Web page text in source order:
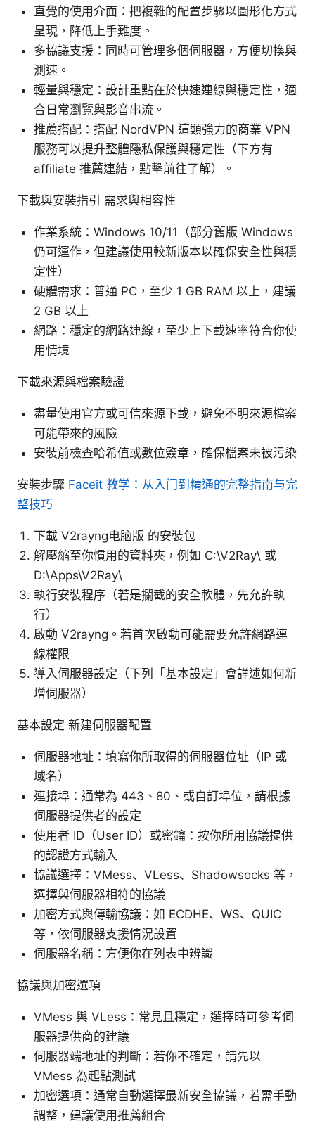
直覺的使用介面：把複雜的配置步驟以圖形化方式
呈現，降低上手難度。
多協議支援：同時可管理多個伺服器，方便切換與
測速。
輕量與穩定：設計重點在於快速連線與穩定性，適
合日常瀏覽與影音串流。
推薦搭配：搭配 NordVPN 這類強力的商業 VPN
服務可以提升整體隱私保護與穩定性（下方有
affiliate 推薦連結，點擊前往了解）。
下載與安裝指引 需求與相容性
作業系統：Windows 10/11（部分舊版 Windows
仍可運作，但建議使用較新版本以確保安全性與穩
定性）
硬體需求：普通 PC，至少 1 GB RAM 以上，建議
2 GB 以上
網路：穩定的網路連線，至少上下載速率符合你使
用情境
下載來源與檔案驗證
盡量使用官方或可信來源下載，避免不明來源檔案
可能帶來的風險
安裝前檢查哈希值或數位簽章，確保檔案未被污染
安裝步驟 Faceit 教学：从入门到精通的完整指南与完
整技巧
下載 V2rayng电脑版 的安裝包
解壓縮至你慣用的資料夾，例如 C:\V2Ray\ 或
D:\Apps\V2Ray\
執行安裝程序（若是攔截的安全軟體，先允許執
行）
啟動 V2rayng。若首次啟動可能需要允許網路連
線權限
導入伺服器設定（下列「基本設定」會詳述如何新
增伺服器）
基本設定 新建伺服器配置
伺服器地址：填寫你所取得的伺服器位址（IP 或
域名）
連接埠：通常為 443、80、或自訂埠位，請根據
伺服器提供者的設定
使用者 ID（User ID）或密鑰：按你所用協議提供
的認證方式輸入
協議選擇：VMess、VLess、Shadowsocks 等，
選擇與伺服器相符的協議
加密方式與傳輸協議：如 ECDHE、WS、QUIC
等，依伺服器支援情況設置
伺服器名稱：方便你在列表中辨識
協議與加密選項
VMess 與 VLess：常見且穩定，選擇時可參考伺
服器提供商的建議
伺服器端地址的判斷：若你不確定，請先以
VMess 為起點測試
加密選項：通常自動選擇最新安全協議，若需手動
調整，建議使用推薦組合